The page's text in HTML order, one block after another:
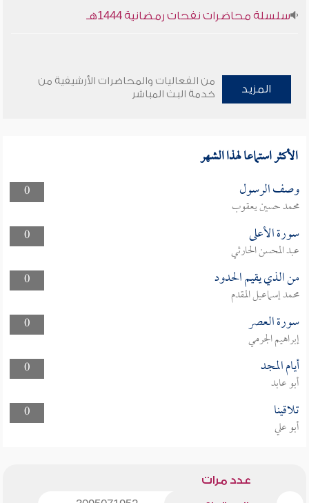
سلسلة محاضرات نفحات رمضانية 1444هـ
المزيد
من الفعاليات والمحاضرات الأرشيفية من
خدمة البث المباشر
الأكثر استماعا لهذا الشهر
0 وصف الرسول
محمد حسين يعقوب
0
سورة الأعلى
عبد المحسن الحارثي
0
من الذي يقيم الحدود
محمد إسماعيل المقدم
0
سورة العصر
إبراهيم الجرمي
0
أيام المجد
أبو عابد
0
تلاقينا
أبو علي
عدد مرات